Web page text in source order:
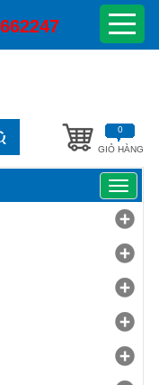
GIỎ HÀNG
0
Toggle